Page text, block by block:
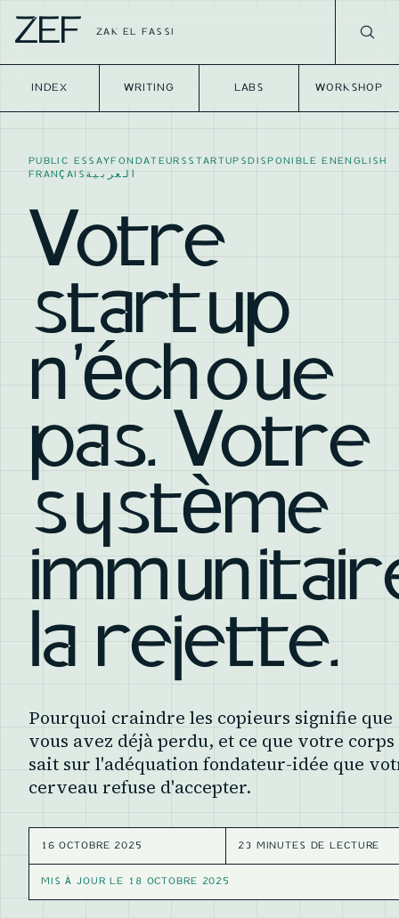
ZEF ZAK EL FASSI
INDEX WRITING LABS WORKSHOP
PUBLIC ESSAY FONDATEURS STARTUPS DISPONIBLE EN ENGLISH
FRANÇAIS العربية
Votre
startup
n'échoue
pas. Votre
système
la rejette.
Pourquoi craindre les copieurs signifie que
vous avez déjà perdu, et ce que votre corps
sait sur l'adéquation fondateur-idée que
cerveau refuse d'accepter.
16 OCTOBRE 2025 23 MINUTES DE LECTURE
MIS À JOUR LE 18 OCTOBRE 2025